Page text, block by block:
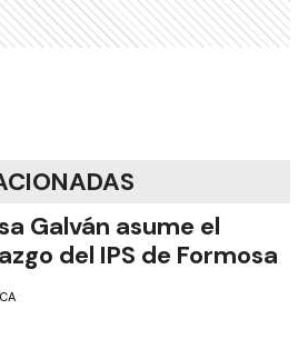
Galván asume el
del IPS de Formosa